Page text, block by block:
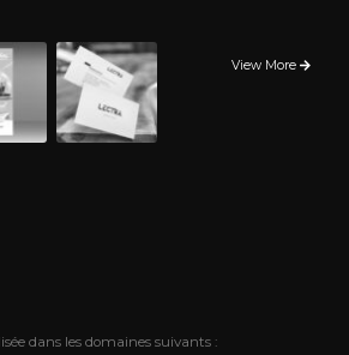
View More
dans les domaines suivants :